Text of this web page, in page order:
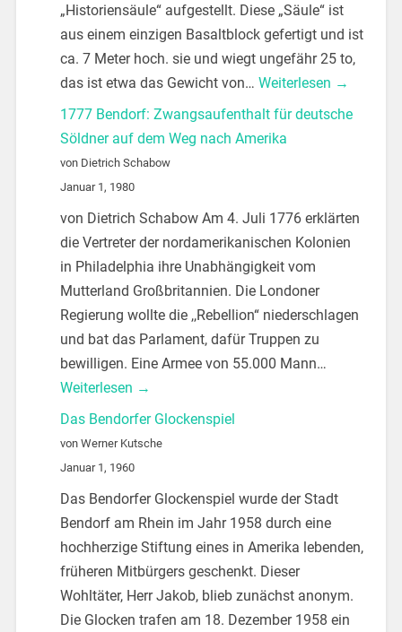
„Historiensäule“ aufgestellt. Diese „Säule“ ist
aus einem einzigen Basaltblock gefertigt und ist
ca. 7 Meter hoch. sie und wiegt ungefähr 25 to,
das ist etwa das Gewicht von… Weiterlesen →
1777 Bendorf: Zwangsaufenthalt für deutsche
Söldner auf dem Weg nach Amerika
von Dietrich Schabow
Januar 1, 1980
von Dietrich Schabow Am 4. Juli 1776 erklärten
die Vertreter der nordamerikanischen Kolonien
in Philadelphia ihre Unabhängigkeit vom
Mutterland Großbritannien. Die Londoner
Regierung wollte die ,,Rebellion“ niederschlagen
und bat das Parlament, dafür Truppen zu
bewilligen. Eine Armee von 55.000 Mann…
Weiterlesen →
Das Bendorfer Glockenspiel
von Werner Kutsche
Januar 1, 1960
Das Bendorfer Glockenspiel wurde der Stadt
Bendorf am Rhein im Jahr 1958 durch eine
hochherzige Stiftung eines in Amerika lebenden,
früheren Mitbürgers geschenkt. Dieser
Wohltäter, Herr Jakob, blieb zunächst anonym.
Die Glocken trafen am 18. Dezember 1958 ein